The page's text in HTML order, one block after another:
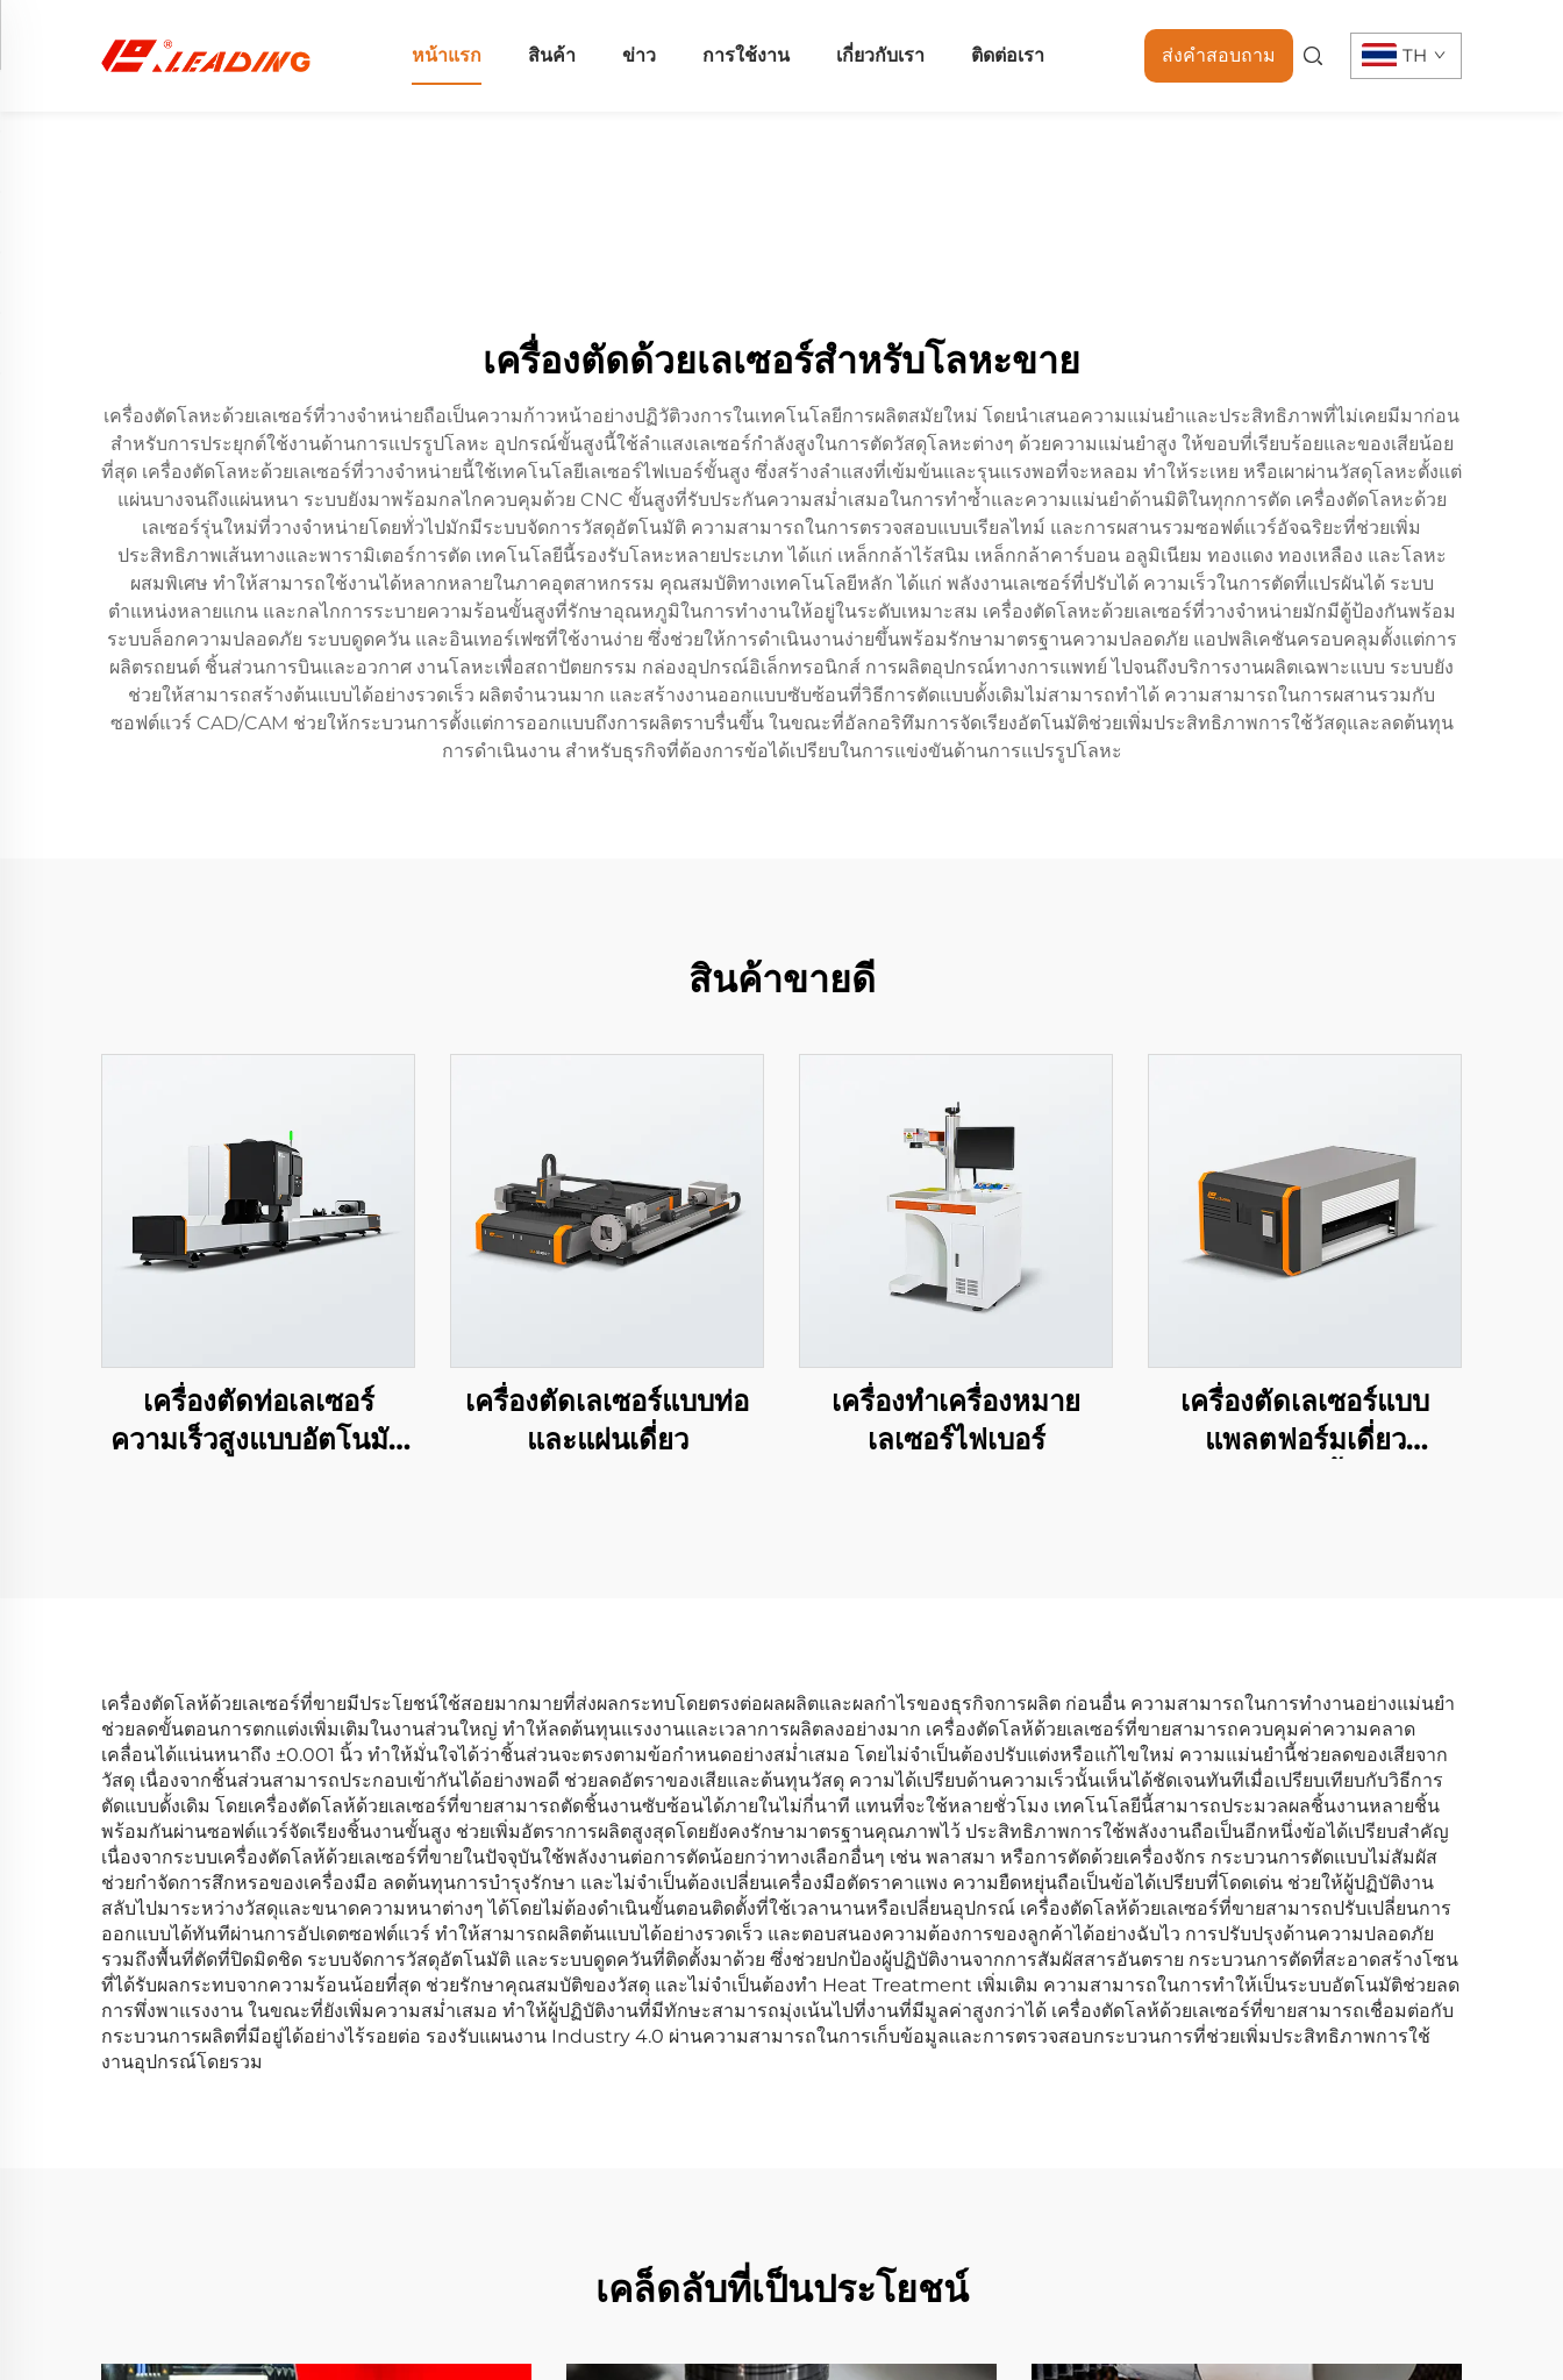
หน้าแรก สินค้า ข่าว การใช้งาน เกี่ยวกับเรา ติดต่อเรา ส่งคำสอบถาม TH
เครื่องตัดด้วยเลเซอร์สำหรับโลหะขาย
เครื่องตัดโลหะด้วยเลเซอร์ที่วางจำหน่ายถือเป็นความก้าวหน้าอย่างปฏิวัติวงการในเทคโนโลยีการผลิตสมัยใหม่ โดยนำเสนอความแม่นยำและประสิทธิภาพที่ไม่เคยมีมาก่อน
สำหรับการประยุกต์ใช้งานด้านการแปรรูปโลหะ อุปกรณ์ขั้นสูงนี้ใช้ลำแสงเลเซอร์กำลังสูงในการตัดวัสดุโลหะต่างๆ ด้วยความแม่นยำสูง ให้ขอบที่เรียบร้อยและของเสียน้อย
ที่สุด เครื่องตัดโลหะด้วยเลเซอร์ที่วางจำหน่ายนี้ใช้เทคโนโลยีเลเซอร์ไฟเบอร์ขั้นสูง ซึ่งสร้างลำแสงที่เข้มข้นและรุนแรงพอที่จะหลอม ทำให้ระเหย หรือเผาผ่านวัสดุโลหะตั้งแต่
แผ่นบางจนถึงแผ่นหนา ระบบยังมาพร้อมกลไกควบคุมด้วย CNC ขั้นสูงที่รับประกันความสม่ำเสมอในการทำซ้ำและความแม่นยำด้านมิติในทุกการตัด เครื่องตัดโลหะด้วย
เลเซอร์รุ่นใหม่ที่วางจำหน่ายโดยทั่วไปมักมีระบบจัดการวัสดุอัตโนมัติ ความสามารถในการตรวจสอบแบบเรียลไทม์ และการผสานรวมซอฟต์แวร์อัจฉริยะที่ช่วยเพิ่ม
ประสิทธิภาพเส้นทางและพารามิเตอร์การตัด เทคโนโลยีนี้รองรับโลหะหลายประเภท ได้แก่ เหล็กกล้าไร้สนิม เหล็กกล้าคาร์บอน อลูมิเนียม ทองแดง ทองเหลือง และโลหะ
ผสมพิเศษ ทำให้สามารถใช้งานได้หลากหลายในภาคอุตสาหกรรม คุณสมบัติทางเทคโนโลยีหลัก ได้แก่ พลังงานเลเซอร์ที่ปรับได้ ความเร็วในการตัดที่แปรผันได้ ระบบ
ตำแหน่งหลายแกน และกลไกการระบายความร้อนขั้นสูงที่รักษาอุณหภูมิในการทำงานให้อยู่ในระดับเหมาะสม เครื่องตัดโลหะด้วยเลเซอร์ที่วางจำหน่ายมักมีตู้ป้องกันพร้อม
ระบบล็อกความปลอดภัย ระบบดูดควัน และอินเทอร์เฟซที่ใช้งานง่าย ซึ่งช่วยให้การดำเนินงานง่ายขึ้นพร้อมรักษามาตรฐานความปลอดภัย แอปพลิเคชันครอบคลุมตั้งแต่การ
ผลิตรถยนต์ ชิ้นส่วนการบินและอวกาศ งานโลหะเพื่อสถาปัตยกรรม กล่องอุปกรณ์อิเล็กทรอนิกส์ การผลิตอุปกรณ์ทางการแพทย์ ไปจนถึงบริการงานผลิตเฉพาะแบบ ระบบยัง
ช่วยให้สามารถสร้างต้นแบบได้อย่างรวดเร็ว ผลิตจำนวนมาก และสร้างงานออกแบบซับซ้อนที่วิธีการตัดแบบดั้งเดิมไม่สามารถทำได้ ความสามารถในการผสานรวมกับ
ซอฟต์แวร์ CAD/CAM ช่วยให้กระบวนการตั้งแต่การออกแบบถึงการผลิตราบรื่นขึ้น ในขณะที่อัลกอริทึมการจัดเรียงอัตโนมัติช่วยเพิ่มประสิทธิภาพการใช้วัสดุและลดต้นทุน
การดำเนินงาน สำหรับธุรกิจที่ต้องการข้อได้เปรียบในการแข่งขันด้านการแปรรูปโลหะ
สินค้าขายดี
เครื่องตัดท่อเลเซอร์
ความเร็วสูงแบบอัตโนมัติ
เครื่องตัดเลเซอร์แบบท่อ
และแผ่นเดี่ยว
เครื่องทำเครื่องหมาย
เลเซอร์ไฟเบอร์
เครื่องตัดเลเซอร์แบบ
แพลตฟอร์มเดี่ยว
เครื่องตัดโลห้ด้วยเลเซอร์ที่ขายมีประโยชน์ใช้สอยมากมายที่ส่งผลกระทบโดยตรงต่อผลผลิตและผลกำไรของธุรกิจการผลิต ก่อนอื่น ความสามารถในการทำงานอย่างแม่นยำ
ช่วยลดขั้นตอนการตกแต่งเพิ่มเติมในงานส่วนใหญ่ ทำให้ลดต้นทุนแรงงานและเวลาการผลิตลงอย่างมาก เครื่องตัดโลห้ด้วยเลเซอร์ที่ขายสามารถควบคุมค่าความคลาด
เคลื่อนได้แน่นหนาถึง ±0.001 นิ้ว ทำให้มั่นใจได้ว่าชิ้นส่วนจะตรงตามข้อกำหนดอย่างสม่ำเสมอ โดยไม่จำเป็นต้องปรับแต่งหรือแก้ไขใหม่ ความแม่นยำนี้ช่วยลดของเสียจาก
วัสดุ เนื่องจากชิ้นส่วนสามารถประกอบเข้ากันได้อย่างพอดี ช่วยลดอัตราของเสียและต้นทุนวัสดุ ความได้เปรียบด้านความเร็วนั้นเห็นได้ชัดเจนทันทีเมื่อเปรียบเทียบกับวิธีการ
ตัดแบบดั้งเดิม โดยเครื่องตัดโลห้ด้วยเลเซอร์ที่ขายสามารถตัดชิ้นงานซับซ้อนได้ภายในไม่กี่นาที แทนที่จะใช้หลายชั่วโมง เทคโนโลยีนี้สามารถประมวลผลชิ้นงานหลายชิ้น
พร้อมกันผ่านซอฟต์แวร์จัดเรียงชิ้นงานขั้นสูง ช่วยเพิ่มอัตราการผลิตสูงสุดโดยยังคงรักษามาตรฐานคุณภาพไว้ ประสิทธิภาพการใช้พลังงานถือเป็นอีกหนึ่งข้อได้เปรียบสำคัญ
เนื่องจากระบบเครื่องตัดโลห้ด้วยเลเซอร์ที่ขายในปัจจุบันใช้พลังงานต่อการตัดน้อยกว่าทางเลือกอื่นๆ เช่น พลาสมา หรือการตัดด้วยเครื่องจักร กระบวนการตัดแบบไม่สัมผัส
ช่วยกำจัดการสึกหรอของเครื่องมือ ลดต้นทุนการบำรุงรักษา และไม่จำเป็นต้องเปลี่ยนเครื่องมือตัดราคาแพง ความยืดหยุ่นถือเป็นข้อได้เปรียบที่โดดเด่น ช่วยให้ผู้ปฏิบัติงาน
สลับไปมาระหว่างวัสดุและขนาดความหนาต่างๆ ได้โดยไม่ต้องดำเนินขั้นตอนติดตั้งที่ใช้เวลานานหรือเปลี่ยนอุปกรณ์ เครื่องตัดโลห้ด้วยเลเซอร์ที่ขายสามารถปรับเปลี่ยนการ
ออกแบบได้ทันทีผ่านการอัปเดตซอฟต์แวร์ ทำให้สามารถผลิตต้นแบบได้อย่างรวดเร็ว และตอบสนองความต้องการของลูกค้าได้อย่างฉับไว การปรับปรุงด้านความปลอดภัย
รวมถึงพื้นที่ตัดที่ปิดมิดชิด ระบบจัดการวัสดุอัตโนมัติ และระบบดูดควันที่ติดตั้งมาด้วย ซึ่งช่วยปกป้องผู้ปฏิบัติงานจากการสัมผัสสารอันตราย กระบวนการตัดที่สะอาดสร้างโซน
ที่ได้รับผลกระทบจากความร้อนน้อยที่สุด ช่วยรักษาคุณสมบัติของวัสดุ และไม่จำเป็นต้องทำ Heat Treatment เพิ่มเติม ความสามารถในการทำให้เป็นระบบอัตโนมัติช่วยลด
การพึ่งพาแรงงาน ในขณะที่ยังเพิ่มความสม่ำเสมอ ทำให้ผู้ปฏิบัติงานที่มีทักษะสามารถมุ่งเน้นไปที่งานที่มีมูลค่าสูงกว่าได้ เครื่องตัดโลห้ด้วยเลเซอร์ที่ขายสามารถเชื่อมต่อกับ
กระบวนการผลิตที่มีอยู่ได้อย่างไร้รอยต่อ รองรับแผนงาน Industry 4.0 ผ่านความสามารถในการเก็บข้อมูลและการตรวจสอบกระบวนการที่ช่วยเพิ่มประสิทธิภาพการใช้
งานอุปกรณ์โดยรวม
เคล็ดลับที่เป็นประโยชน์